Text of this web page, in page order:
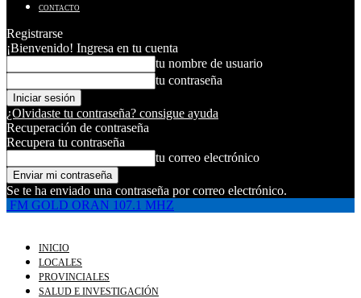
CONTACTO
Registrarse
¡Bienvenido! Ingresa en tu cuenta
tu nombre de usuario
tu contraseña
¿Olvidaste tu contraseña? consigue ayuda
Recuperación de contraseña
Recupera tu contraseña
tu correo electrónico
Se te ha enviado una contraseña por correo electrónico.
FM GOLD ORAN 107.1 MHZ
INICIO
LOCALES
PROVINCIALES
SALUD E INVESTIGACIÓN